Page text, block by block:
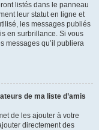
listés dans le panneau
leur statut en ligne et
les messages publiés
en surbrillance. Si vous
messages qu’il publiera
de ma liste d’amis
de les ajouter à votre
directement des